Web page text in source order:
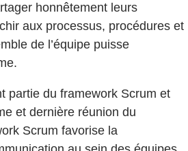
honnêtement leurs
aux processus, procédures et
de l’équipe puisse
partie du framework Scrum et
et dernière réunion du
Scrum favorise la